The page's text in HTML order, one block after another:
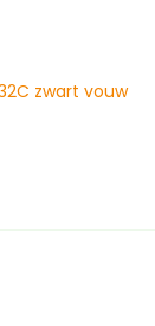
zwart vouw